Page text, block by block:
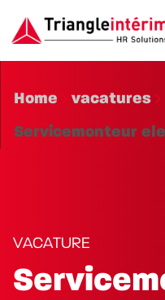
Home vacatures
Servicemonteur
VACATURE